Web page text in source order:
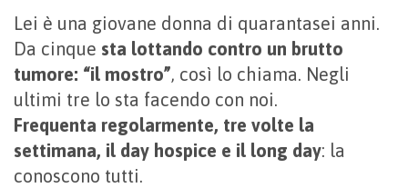
Lei è una giovane donna di quarantasei anni.
Da cinque sta lottando contro un brutto
tumore: “il mostro”, così lo chiama. Negli
ultimi tre lo sta facendo con noi.
Frequenta regolarmente, tre volte la
settimana, il day hospice e il long day: la
conoscono tutti.